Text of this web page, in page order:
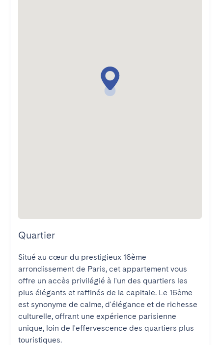
Quartier
Situé au cœur du prestigieux 16ème
arrondissement de Paris, cet appartement vous
offre un accès privilégié à l'un des quartiers les
plus élégants et raffinés de la capitale. Le 16ème
est synonyme de calme, d'élégance et de richesse
culturelle, offrant une expérience parisienne
unique, loin de l'effervescence des quartiers plus
touristiques.